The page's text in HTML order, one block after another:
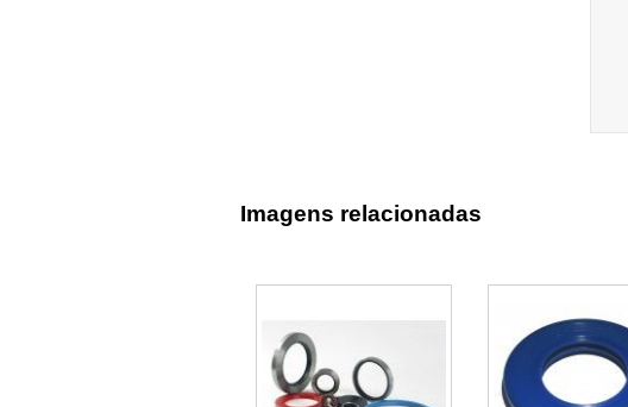
Imagens relacionadas